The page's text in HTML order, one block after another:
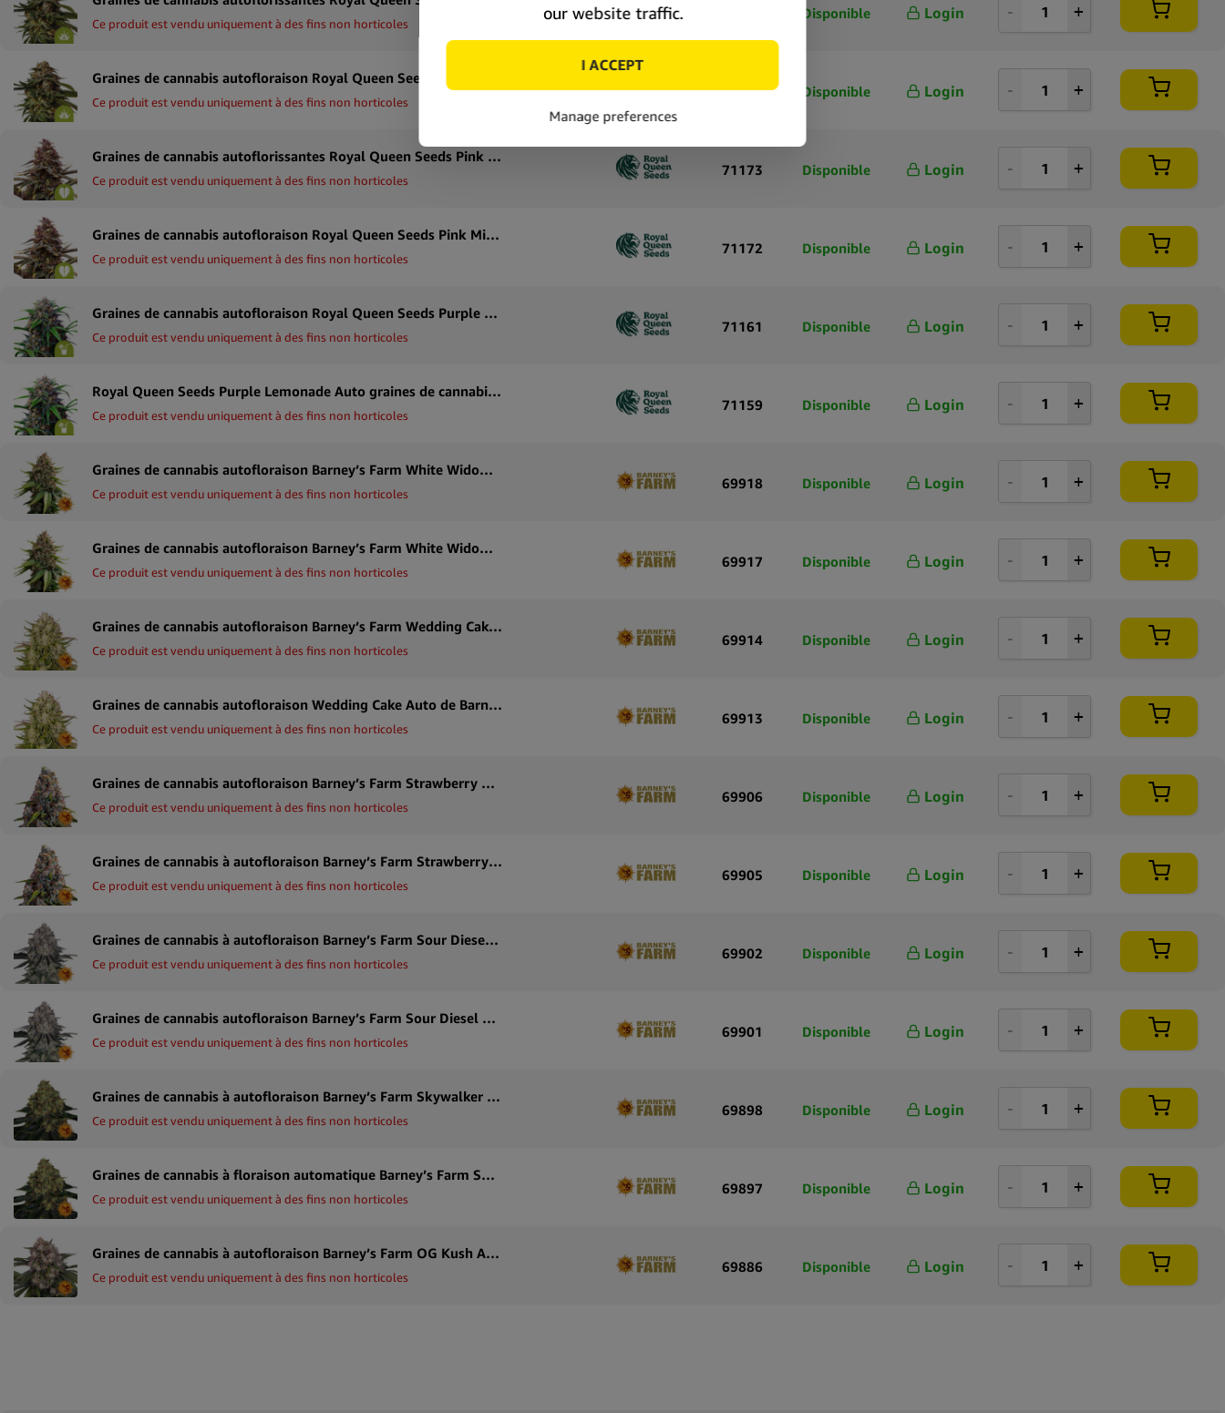
Ce produit est vendu uniquement à des fins non horticoles
Disponible Login
Ce produit est vendu uniquement à des fins non horticoles
71176 Disponible Login
Graines de cannabis autoflorissantes Royal Queen Seeds Pink Mist Auto (pack de 5 graines)
Ce produit est vendu uniquement à des fins non horticoles
71173 Disponible Login
Graines de cannabis autofloraison Royal Queen Seeds Pink Mist Auto (pack de 3 graines)
Ce produit est vendu uniquement à des fins non horticoles
71172 Disponible Login
Graines de cannabis autofloraison Royal Queen Seeds Purple Lemonade Auto (pack de 5 graines)
Ce produit est vendu uniquement à des fins non horticoles
71161 Disponible Login
Royal Queen Seeds Purple Lemonade Auto graines de cannabis autofloraison (paquet de 3 graines)
Ce produit est vendu uniquement à des fins non horticoles
71159 Disponible Login
Graines de cannabis autofloraison Barney’s Farm White Widow XXL Auto (pack de 3 graines)
Ce produit est vendu uniquement à des fins non horticoles
69918 Disponible Login
Graines de cannabis autofloraison Barney’s Farm White Widow XXL Auto (pack de 5 graines)
Ce produit est vendu uniquement à des fins non horticoles
69917 Disponible Login
Graines de cannabis autofloraison Barney’s Farm Wedding Cake Auto (pack de 3 graines)
Ce produit est vendu uniquement à des fins non horticoles
69914 Disponible Login
Graines de cannabis autofloraison Wedding Cake Auto de Barney’s Farm (pack de 5 graines)
Ce produit est vendu uniquement à des fins non horticoles
69913 Disponible Login
Graines de cannabis autofloraison Barney’s Farm Strawberry Cheesecake Auto (paquet de 3 graines)
Ce produit est vendu uniquement à des fins non horticoles
69906 Disponible Login
Graines de cannabis à autofloraison Barney’s Farm Strawberry Cheesecake Auto (paquet de 5 graines)
Ce produit est vendu uniquement à des fins non horticoles
69905 Disponible Login
Graines de cannabis à autofloraison Barney’s Farm Sour Diesel Auto (paquet de 3 graines)
Ce produit est vendu uniquement à des fins non horticoles
69902 Disponible Login
Graines de cannabis autofloraison Barney’s Farm Sour Diesel Auto (paquet de 5 graines)
Ce produit est vendu uniquement à des fins non horticoles
69901 Disponible Login
Graines de cannabis à autofloraison Barney’s Farm Skywalker OG Auto (pack de 3 graines)
Ce produit est vendu uniquement à des fins non horticoles
69898 Disponible Login
Graines de cannabis à floraison automatique Barney’s Farm Skywalker OG Auto (pack de 5 graines)
Ce produit est vendu uniquement à des fins non horticoles
69897 Disponible Login
Graines de cannabis à autofloraison Barney’s Farm OG Kush Auto (pack de 3 graines)
Ce produit est vendu uniquement à des fins non horticoles
69886 Disponible Login